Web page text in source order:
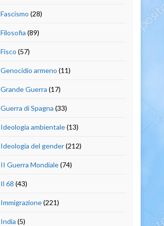
Fascismo (28)
Filosofia (89)
Fisco (57)
Genocidio armeno (11)
Grande Guerra (17)
Guerra di Spagna (33)
Ideologia ambientale(13)
Ideologia del gender(212)
II Guerra Mondiale(74)
Il 68 (43)
Immigrazione(221)
India (5)